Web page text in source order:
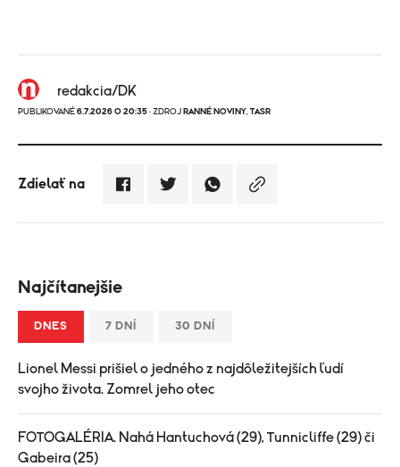
redakcia/DK
PUBLIKOVANÉ 6.7.2026 O 20:35 · ZDROJ RANNÉ NOVINY, TASR
Zdielať na
Najčítanejšie
DNES 7 DNÍ 30 DNÍ
Lionel Messi prišiel o jedného z najdôležitejších ľudí
svojho života. Zomrel jeho otec
FOTOGALÉRIA. Nahá Hantuchová (29), Tunnicliffe (29) či
Gabeira (25)